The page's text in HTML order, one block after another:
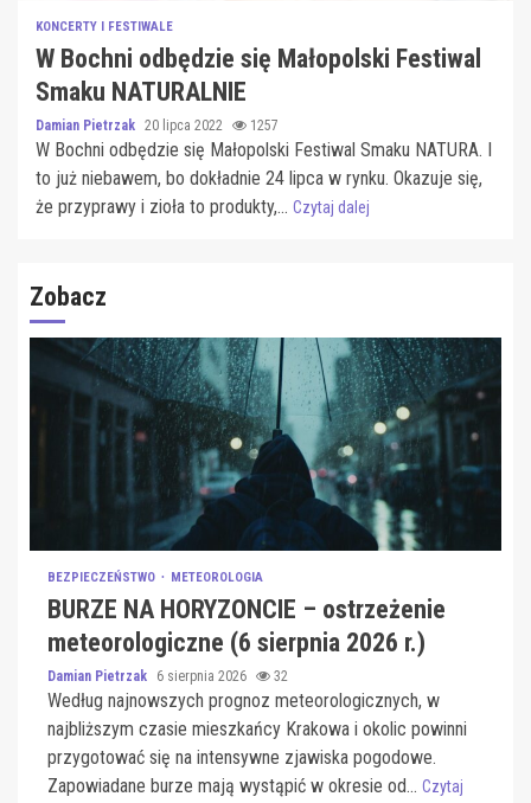
KONCERTY I FESTIWALE
W Bochni odbędzie się Małopolski Festiwal
Smaku NATURALNIE
Damian Pietrzak 20 lipca 2022 1257
W Bochni odbędzie się Małopolski Festiwal Smaku NATURA. I
to już niebawem, bo dokładnie 24 lipca w rynku. Okazuje się,
że przyprawy i zioła to produkty,... Czytaj dalej
Zobacz
BEZPIECZEŃSTWO METEOROLOGIA
BURZE NA HORYZONCIE – ostrzeżenie
meteorologiczne (6 sierpnia 2026 r.)
Damian Pietrzak 6 sierpnia 2026 32
Według najnowszych prognoz meteorologicznych, w
najbliższym czasie mieszkańcy Krakowa i okolic powinni
przygotować się na intensywne zjawiska pogodowe.
Zapowiadane burze mają wystąpić w okresie od... Czytaj